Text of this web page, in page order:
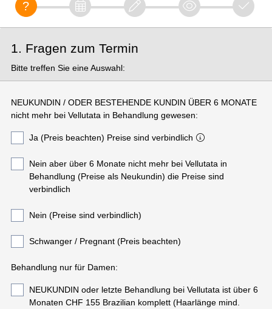
1. Fragen zum Termin
Bitte treffen Sie eine Auswahl:
NEUKUNDIN / ODER BESTEHENDE KUNDIN ÜBER 6 MONATE
nicht mehr bei Vellutata in Behandlung gewesen:
Ja (Preis beachten) Preise sind verbindlich
Nein aber über 6 Monate nicht mehr bei Vellutata in
Behandlung (Preise als Neukundin) die Preise sind
verbindlich
Nein (Preise sind verbindlich)
Schwanger / Pregnant (Preis beachten)
Behandlung nur für Damen:
NEUKUNDIN oder letzte Behandlung bei Vellutata ist über 6
Monaten CHF 155 Brazilian komplett (Haarlänge mind.